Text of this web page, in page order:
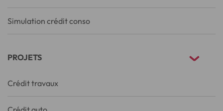
Simulation crédit conso
PROJETS
Crédit travaux